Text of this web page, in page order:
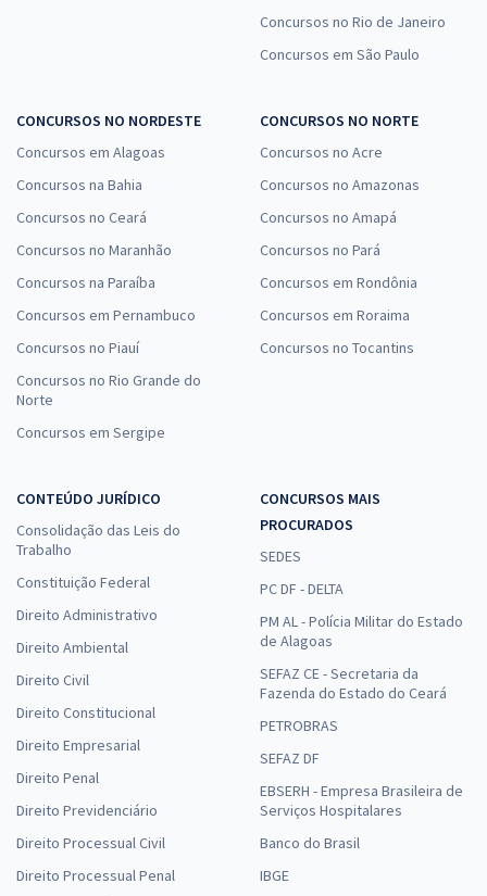
Concursos no Rio de Janeiro
Concursos em São Paulo
CONCURSOS NO NORDESTE
Concursos em Alagoas
Concursos na Bahia
Concursos no Ceará
Concursos no Maranhão
Concursos na Paraíba
Concursos em Pernambuco
Concursos no Piauí
Concursos no Rio Grande do
Norte
Concursos em Sergipe
CONCURSOS NO NORTE
Concursos no Acre
Concursos no Amazonas
Concursos no Amapá
Concursos no Pará
Concursos em Rondônia
Concursos em Roraima
Concursos no Tocantins
CONTEÚDO JURÍDICO
Consolidação das Leis do
Trabalho
Constituição Federal
Direito Administrativo
Direito Ambiental
Direito Civil
Direito Constitucional
Direito Empresarial
Direito Penal
Direito Previdenciário
Direito Processual Civil
Direito Processual Penal
CONCURSOS MAIS
PROCURADOS
SEDES
PC DF - DELTA
PM AL - Polícia Militar do Estado
de Alagoas
SEFAZ CE - Secretaria da
Fazenda do Estado do Ceará
PETROBRAS
SEFAZ DF
EBSERH - Empresa Brasileira de
Serviços Hospitalares
Banco do Brasil
IBGE